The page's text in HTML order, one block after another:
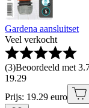
Gardena aansluitset
Veel verkocht
(3)Beoordeeld met
19.29
Prijs: 19.29 euro